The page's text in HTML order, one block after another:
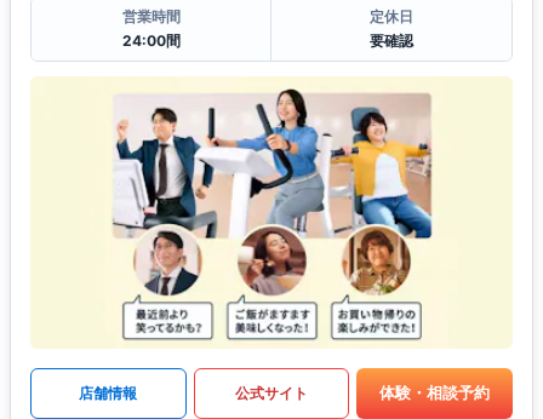
営業時間
24:00間
定休日
要確認
店舗情報 公式サイト 体験・相談予約